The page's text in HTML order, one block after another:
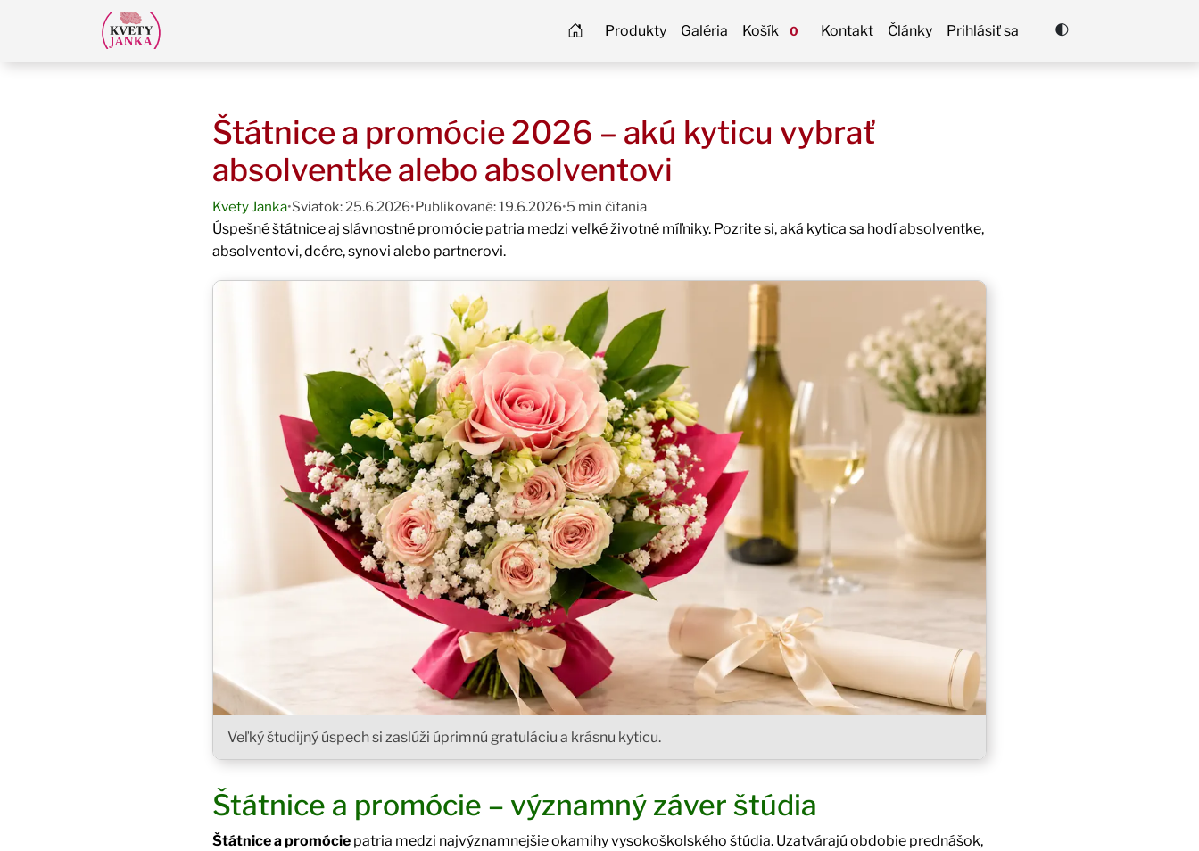
Produkty Galéria Košík 0 Kontakt Články Prihlásiť sa 🌓
Štátnice a promócie 2026 – akú kyticu vybrať
absolventke alebo absolventovi
Kvety Janka•Sviatok: 25.6.2026•Publikované: 19.6.2026•5 min čítania
Úspešné štátnice aj slávnostné promócie patria medzi veľké životné míľniky. Pozrite si, aká kytica sa hodí absolventke,
absolventovi, dcére, synovi alebo partnerovi.
Veľký študijný úspech si zaslúži úprimnú gratuláciu a krásnu kyticu.
Štátnice a promócie – významný záver štúdia
Štátnice a promócie patria medzi najvýznamnejšie okamihy vysokoškolského štúdia. Uzatvárajú obdobie prednášok,